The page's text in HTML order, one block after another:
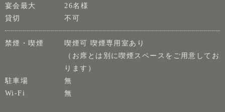
宴会最大
26名様
貸切
不可
禁煙・喫煙
喫煙可 喫煙専用室あり
（お席とは別に喫煙スペースをご用意してお
ります）
駐車場
無
Wi-Fi
無